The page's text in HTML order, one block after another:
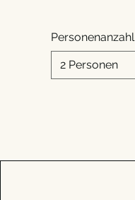
Personenanzahl
2 Personen